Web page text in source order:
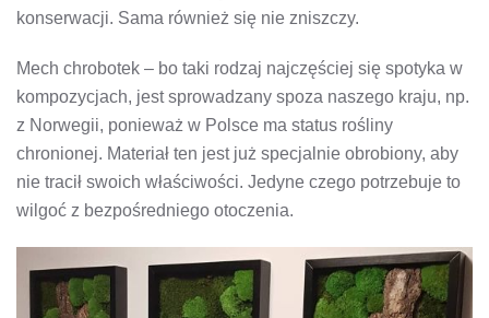
konserwacji. Sama również się nie zniszczy.
Mech chrobotek – bo taki rodzaj najczęściej się spotyka w
kompozycjach, jest sprowadzany spoza naszego kraju, np.
z Norwegii, ponieważ w Polsce ma status rośliny
chronionej. Materiał ten jest już specjalnie obrobiony, aby
nie tracił swoich właściwości. Jedyne czego potrzebuje to
wilgoć z bezpośredniego otoczenia.